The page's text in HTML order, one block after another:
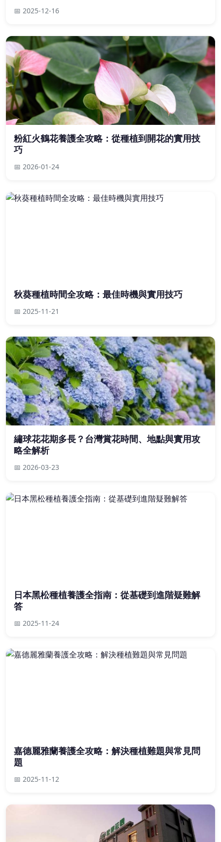
📅 2025-12-16
粉紅火鶴花養護全攻略：從種植到開花的實用技
巧
📅 2026-01-24
秋葵種植時間全攻略：最佳時機與實用技巧
📅 2025-11-21
繡球花花期多長？台灣賞花時間、地點與實用攻
略全解析
📅 2026-03-23
日本黑松種植養護全指南：從基礎到進階疑難解
答
📅 2025-11-24
嘉德麗雅蘭養護全攻略：解決種植難題與常見問
題
📅 2025-11-12